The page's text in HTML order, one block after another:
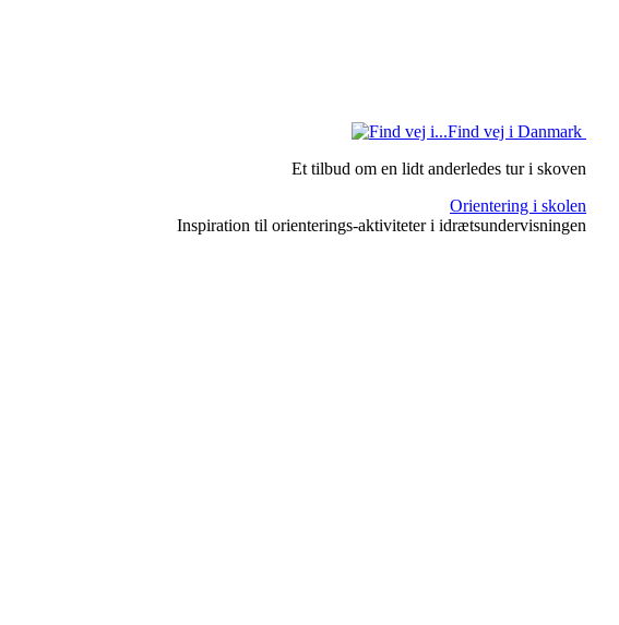
Find vej i Danmark
Et tilbud om en lidt anderledes tur i skoven
Orientering i skolen
Inspiration til orienterings-aktiviteter i idrætsundervisningen